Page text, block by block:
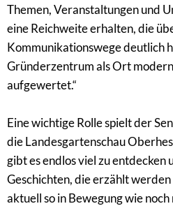
Themen, Veranstaltungen und
eine Reichweite erhalten, die
Kommunikationswege deutlich
Gründerzentrum als Ort
aufgewertet.“
Eine wichtige Rolle spielt der
die Landesgartenschau
gibt es endlos viel zu entdecken
Geschichten, die erzählt
aktuell so in Bewegung wie noch